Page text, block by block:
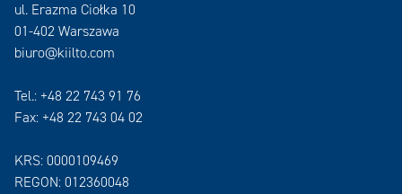
ul. Erazma Ciołka 10
01-402 Warszawa
biuro@kiilto.com
Tel.: +48 22 743 91 76
Fax: +48 22 743 04 02
KRS: 0000109469
REGON: 012360048